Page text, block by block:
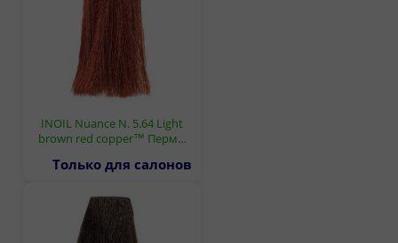
INOIL Nuance N. 5.64 Light
brown red copper™ Перм…
Только для салонов